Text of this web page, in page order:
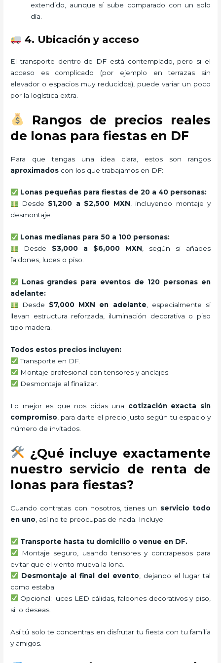
extendido, aunque sí sube comparado con un solo
día.
4. Ubicación y acceso
El transporte dentro de DF está contemplado, pero si el
acceso es complicado (por ejemplo en terrazas sin
elevador o espacios muy reducidos), puede variar un poco
por la logística extra.
Rangos de precios reales
de lonas para fiestas en DF
Para que tengas una idea clara, estos son rangos
aproximados con los que trabajamos en DF:
Lonas pequeñas para fiestas de 20 a 40 personas:
Desde $1,200 a $2,500 MXN, incluyendo montaje y
desmontaje.
Lonas medianas para 50 a 100 personas:
Desde $3,000 a $6,000 MXN, según si añades
faldones, luces o piso.
Lonas grandes para eventos de 120 personas en
adelante:
Desde $7,000 MXN en adelante , especialmente si
llevan estructura reforzada, iluminación decorativa o piso
tipo madera.
Todos estos precios incluyen:
Transporte en DF.
Montaje profesional con tensores y anclajes.
Desmontaje al finalizar.
Lo mejor es que nos pidas una cotización exacta sin
compromiso , para darte el precio justo según tu espacio y
número de invitados.
¿Qué incluye exactamente
nuestro servicio de renta de
lonas para fiestas?
Cuando contratas con nosotros, tienes un servicio todo
en uno , así no te preocupas de nada. Incluye:
Transporte hasta tu domicilio o venue en DF.
Montaje seguro, usando tensores y contrapesos para
evitar que el viento mueva la lona.
Desmontaje al final del evento , dejando el lugar tal
como estaba.
Opcional: luces LED cálidas, faldones decorativos y piso,
si lo deseas.
Así tú solo te concentras en disfrutar tu fiesta con tu familia
y amigos.